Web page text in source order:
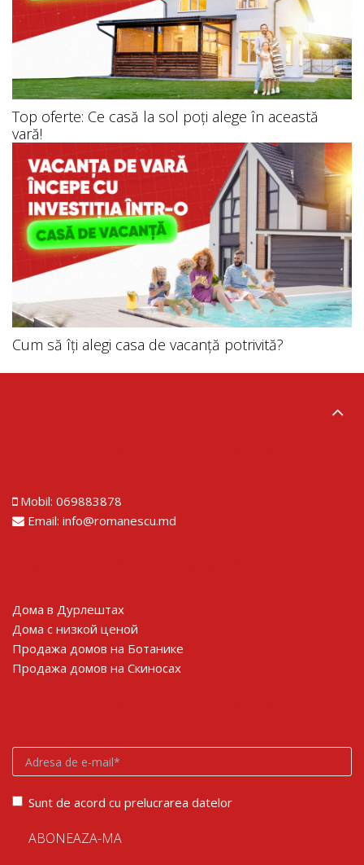
Top oferte: Ce casă la sol poți alege în această
vară!
Cum să îți alegi casa de vacanță potrivită?
Mobil: 069883878
Email: info@romanescu.md
Дома в Дурлештах
Дома с низкой ценой
Продажа домов на Ботанике
Продажа домов на Скиносах
Sunt de acord cu prelucrarea datelor